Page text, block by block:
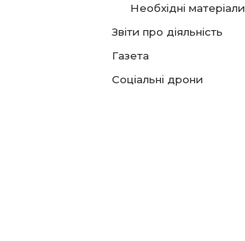
Необхідні матеріали
Звіти про діяльність
Газета
Соціальні дрони